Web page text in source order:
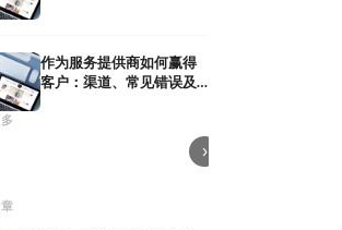
作为服务提供商如何赢得
客户：渠道、常见错误及
应用下载量：15种ASO、
推广和自然流量策略
用下载量：15种ASO、付费推广和
量策略
›